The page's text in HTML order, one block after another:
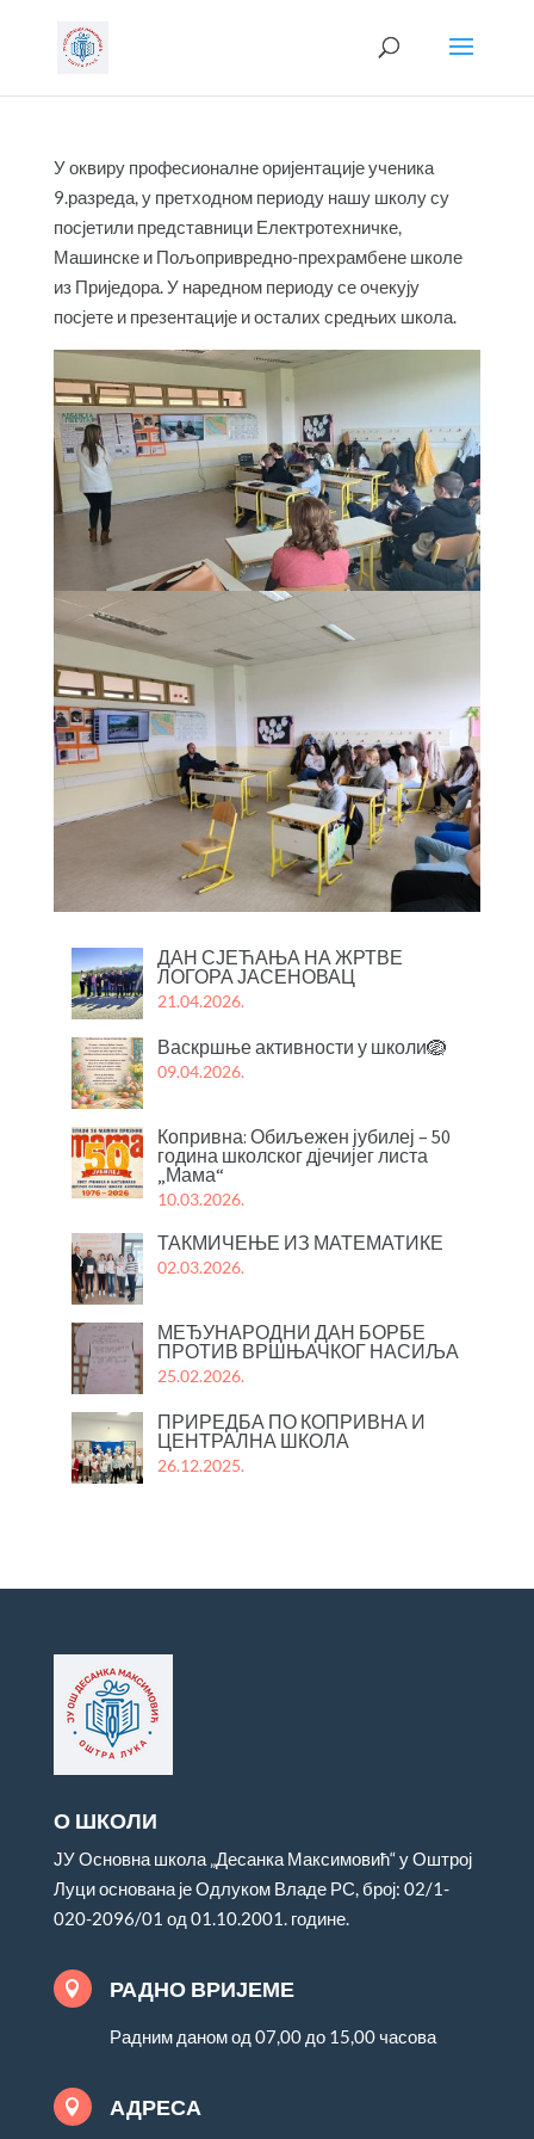
У оквиру професионалне оријентације ученика
9.разреда, у претходном периоду нашу школу су
посјетили представници Електротехничке,
Машинске и Пољопривредно-прехрамбене школе
из Приједора. У наредном периоду се очекују
посјете и презентације и осталих средњих школа.
ДАН СЈЕЋАЊА НА ЖРТВЕ
ЛОГОРА ЈАСЕНОВАЦ
21.04.2026.
Васкршње активности у школи🪺
09.04.2026.
Копривна: Обиљежен јубилеј – 50
година школског дјечијег листа
„Мама“
10.03.2026.
ТАКМИЧЕЊЕ ИЗ МАТЕМАТИКЕ
02.03.2026.
МЕЂУНАРОДНИ ДАН БОРБЕ
ПРОТИВ ВРШЊАЧКОГ НАСИЉА
25.02.2026.
ПРИРЕДБА ПО КОПРИВНА И
ЦЕНТРАЛНА ШКОЛА
26.12.2025.
О ШКОЛИ
ЈУ Основна школа „Десанка Максимовић“ у Оштрој
Луци основана је Одлуком Владе РС, број: 02/1-
020-2096/01 од 01.10.2001. године.
 РАДНО ВРИЈЕМЕ
Радним даном од 07,00 до 15,00 часова
 АДРЕСА